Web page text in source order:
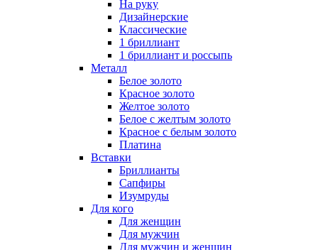
На руку
Дизайнерские
Классические
1 бриллиант
1 бриллиант и россыпь
Металл
Белое золото
Красное золото
Желтое золото
Белое с желтым золото
Красное с белым золото
Платина
Вставки
Бриллианты
Сапфиры
Изумруды
Для кого
Для женщин
Для мужчин
Для мужчин и женщин